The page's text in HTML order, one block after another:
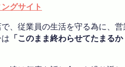
グサイト
、従業員の生活を守る為に、営
「このまま終わらせてたまるか